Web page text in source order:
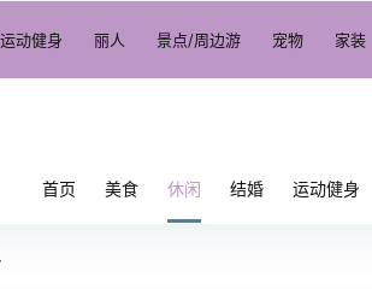
运动健身 丽人 景点/周边游 宠物 家装
首页 美食 休闲 结婚 运动健身